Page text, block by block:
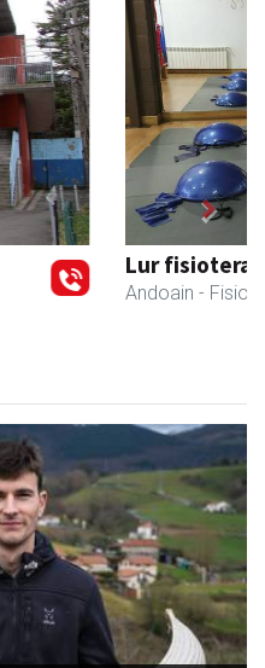
zentroa
Next